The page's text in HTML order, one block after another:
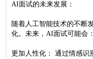
AI面试的未来发展：
随着人工智能技术的不断
化。未来，AI面试可能会：
更加人性化： 通过情感识